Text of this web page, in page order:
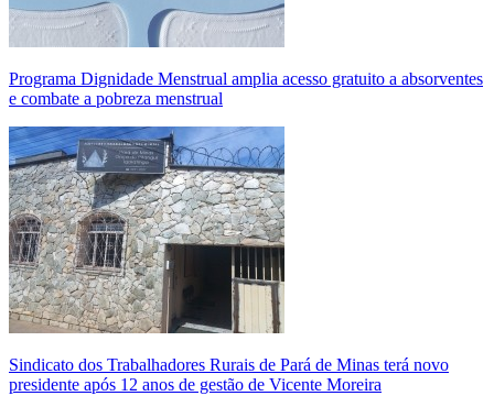
Programa Dignidade Menstrual amplia acesso gratuito a absorventes
e combate a pobreza menstrual
Sindicato dos Trabalhadores Rurais de Pará de Minas terá novo
presidente após 12 anos de gestão de Vicente Moreira